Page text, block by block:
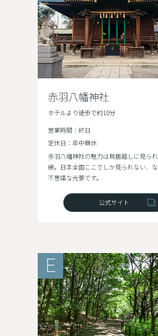
赤羽八幡神社
ホテルより徒歩で約10分
営業時間：終日
定休日：年中無休
赤羽八幡神社の魅力は鳥居越しに見ら
線。日本全国ここでしか見られない、
不思議な光景です。
公式サイト
E